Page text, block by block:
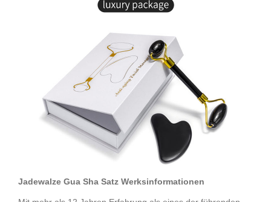
Jadewalze Gua Sha Satz Werksinformationen